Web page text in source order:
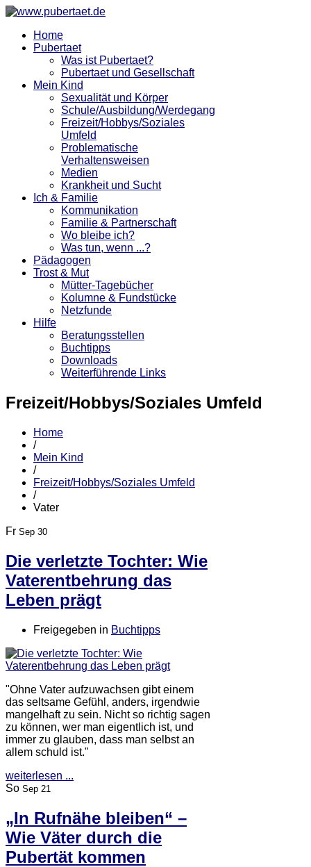
Home
Pubertaet
Was ist Pubertaet?
Pubertaet und Gesellschaft
Mein Kind
Sexualität und Körper
Schule/Ausbildung/Werdegang
Freizeit/Hobbys/Soziales
Umfeld
Problematische
Verhaltensweisen
Medien
Krankheit und Sucht
Ich & Familie
Kommunikation
Familie & Partnerschaft
Wo bleibe ich?
Was tun, wenn ...?
Pädagogen
Trost & Mut
Mütter-Tagebücher
Kolumne & Fundstücke
Netzfunde
Hilfe
Beratungsstellen
Buchtipps
Downloads
Weiterführende Links
Freizeit/Hobbys/Soziales Umfeld
Home
/
Mein Kind
/
Freizeit/Hobbys/Soziales Umfeld
/
Vater
Fr Sep 30
Die verletzte Tochter: Wie
Vaterentbehrung das
Leben prägt
Freigegeben in Buchtipps
"Ohne Vater aufzuwachsen gibt einem
das seltsame Gefühl, anders, irgendwie
mangelhaft zu sein. Nicht so richtig sagen
zu können, wer man eigentlich ist, und
immer zu glauben, dass man selbst an
allem schuld ist."
weiterlesen ...
So Sep 21
„In Rufnähe bleiben“ –
Wie Väter durch die
Pubertät kommen